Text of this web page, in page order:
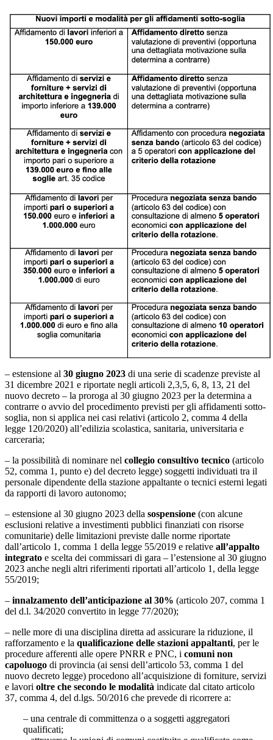
– estensione al 30 giugno 2023 di una serie di scadenze previste al
31 dicembre 2021 e riportate negli articoli 2,3,5, 6, 8, 13, 21 del
nuovo decreto – la proroga al 30 giugno 2023 per la determina a
contrarre o avvio del procedimento previsti per gli affidamenti sotto-
soglia, non si applica nei casi relativi (articolo 2, comma 4 della
legge 120/2020) all’edilizia scolastica, sanitaria, universitaria e
carceraria;
– la possibilità di nominare nel collegio consultivo tecnico (articolo
52, comma 1, punto e) del decreto legge) soggetti individuati tra il
personale dipendente della stazione appaltante o tecnici esterni legati
da rapporti di lavoro autonomo;
– estensione al 30 giugno 2023 della sospensione (con alcune
esclusioni relative a investimenti pubblici finanziati con risorse
comunitarie) delle limitazioni previste dalle norme riportate
dall’articolo 1, comma 1 della legge 55/2019 e relative all’appalto
integrato e scelta dei commissari di gara – l’estensione al 30 giugno
2023 anche negli altri riferimenti riportati all’articolo 1, della legge
55/2019;
– innalzamento dell’anticipazione al 30% (articolo 207, comma 1
del d.l. 34/2020 convertito in legge 77/2020);
– nelle more di una disciplina diretta ad assicurare la riduzione, il
rafforzamento e la qualificazione delle stazioni appaltanti, per le
procedure afferenti alle opere PNRR e PNC, i comuni non
capoluogo di provincia (ai sensi dell’articolo 53, comma 1 del
nuovo decreto legge) procedono all’acquisizione di forniture, servizi
e lavori oltre che secondo le modalità indicate dal citato articolo
37, comma 4, del d.lgs. 50/2016 che prevede di ricorrere a:
– una centrale di committenza o a soggetti aggregatori
qualificati;